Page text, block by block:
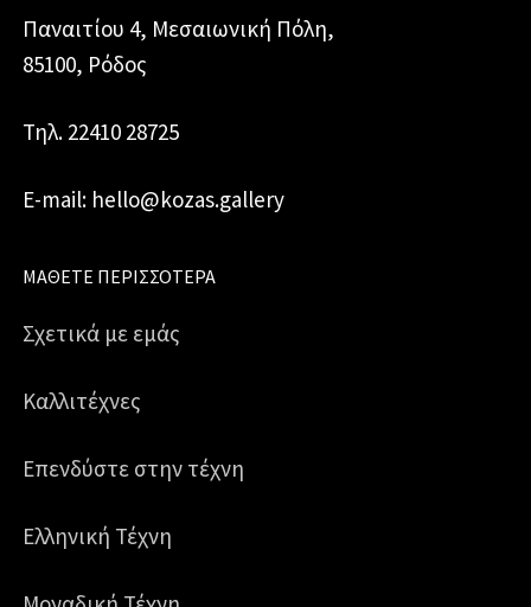
Παναιτίου 4, Μεσαιωνική Πόλη,
85100, Ρόδος
Τηλ. 22410 28725
E-mail: hello@kozas.gallery
ΜΆΘΕΤΕ ΠΕΡΙΣΣΌΤΕΡΑ
Σχετικά με εμάς
Καλλιτέχνες
Επενδύστε στην τέχνη
Ελληνική Τέχνη